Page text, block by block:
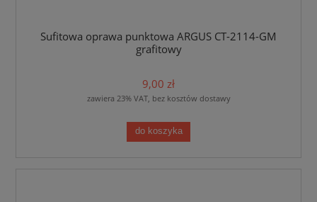
Sufitowa oprawa punktowa ARGUS CT-2114-GM
grafitowy
9,00 zł
zawiera 23% VAT, bez kosztów dostawy
do koszyka